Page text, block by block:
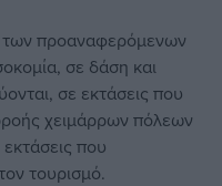
των προαναφερόμενων
σε δάση και
σε εκτάσεις που
χειμάρρων πόλεων
που
τουρισμό.